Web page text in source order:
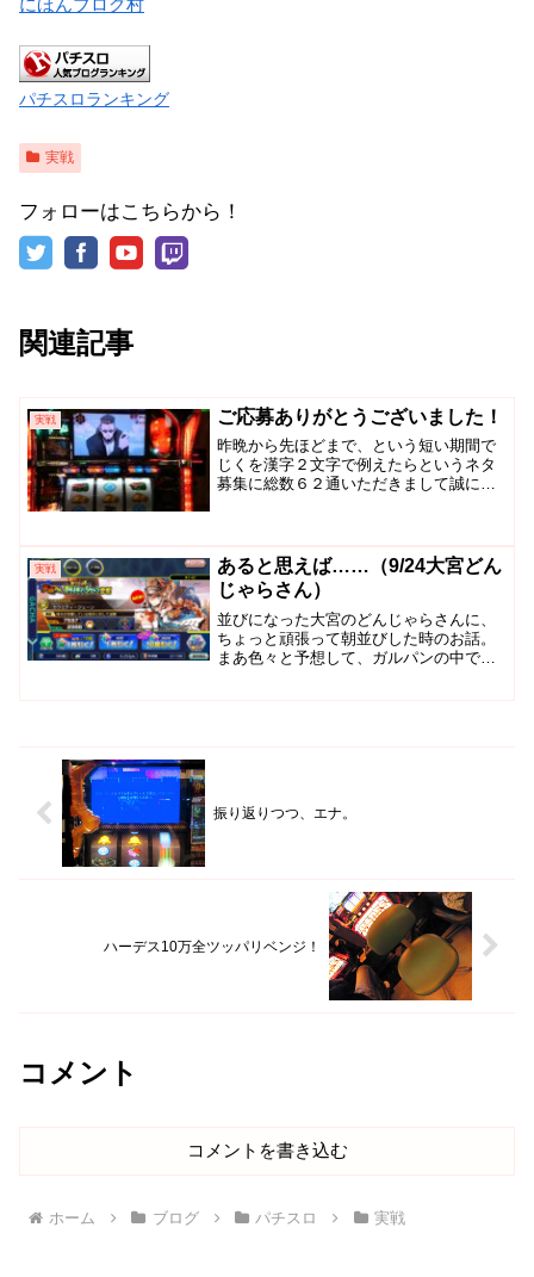
パチスロランキング
実戦
フォローはこちらから！
関連記事
実戦 ご応募ありがとうございました！
昨晩から先ほどまで、という短い期間で
じくを漢字２文字で例えたらというネタ
募集に総数６２通いただきまして誠にあ
倒的に幅が広がります。試...
実戦
あると思えば……（9/24大宮どん
じゃらさん）
並びになった大宮のどんじゃらさんに、
ちょっと頑張って朝並びした時のお話。
まあ色々と予想して、ガルパンの中で入
振り返りつつ、エナ。
ハーデス10万全ツッパリベンジ！
コメント
コメントを書き込む
ホーム ブログ パチスロ 実戦